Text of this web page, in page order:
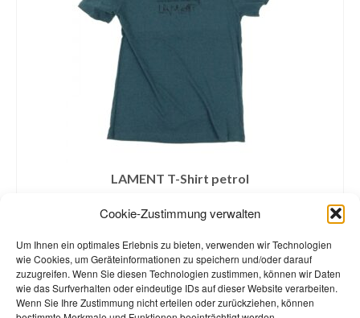
Cookie-Zustimmung verwalten
Um Ihnen ein optimales Erlebnis zu bieten, verwenden wir Technologien
wie Cookies, um Geräteinformationen zu speichern und/oder darauf
zuzugreifen. Wenn Sie diesen Technologien zustimmen, können wir Daten
wie das Surfverhalten oder eindeutige IDs auf dieser Website verarbeiten.
Wenn Sie Ihre Zustimmung nicht erteilen oder zurückziehen, können
LAMENT T-Shirt petrol
€
GRÖSSE WÄHLEN
Dieses
Produkt
weist